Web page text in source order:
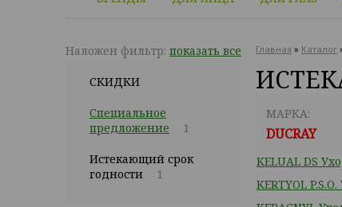
Наложен фильтр: показать все
СКИДКИ
Специальное
предложение
1
Истекающий срок
годности
1
Главная » Каталог
МАРКА:
DUCRAY
KELUAL DS
KERTYOL